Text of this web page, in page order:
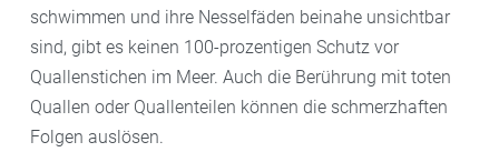
schwimmen und ihre Nesselfäden beinahe unsichtbar
sind, gibt es keinen 100-prozentigen Schutz vor
Quallenstichen im Meer. Auch die Berührung mit toten
Quallen oder Quallenteilen können die schmerzhaften
Folgen auslösen.